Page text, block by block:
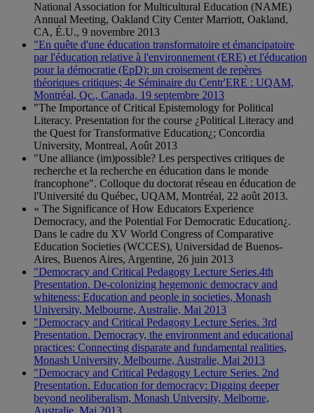
National Association for Multicultural Education (NAME)
Annual Meeting, Oakland City Center Marriott, Oakland,
CA, É.U., 9 novembre 2013
"En quête d'une éducation transformatoire et émancipatoire
par l'éducation relative à l'environnement (ERE) et l'éducation
pour la démocratie (EpD): un croisement de repères
théoriques critiques; 4e Séminaire du Centr'ERE : UQAM,
Montréal, Qc., Canada, 19 septembre 2013
"The Importance of Critical Epistemology for Political
Literacy. Presentation for the course ¿Political Literacy and
the Quest for Transformative Education¿; Concordia
University, Montreal, Août 2013
"Une alliance (im)possible? Les perspectives critiques de
recherche et la recherche en éducation dans le monde
francophone". Colloque du doctorat réseau en éducation de
l'Université du Québec, UQAM, Montréal, 22 août 2013.
« The Significance of How Educators Experience
Democracy, and the Potential For Democratic Education¿.
Dans le cadre du XV World Congress of Comparative
Education Societies (WCCES), Universidad de Buenos-
Aires, Buenos Aires, Argentine, 26 juin 2013
"Democracy and Critical Pedagogy Lecture Series.4th
Presentation. De-colonizing hegemonic democracy and
whiteness: Education and people in societies, Monash
University, Melbourne, Australie, Mai 2013
"Democracy and Critical Pedagogy Lecture Series. 3rd
Presentation. Democracy, the environment and educational
practices: Connecting disparate and fundamental realities,
Monash University, Melbourne, Australie, Mai 2013
"Democracy and Critical Pedagogy Lecture Series. 2nd
Presentation. Education for democracy: Digging deeper
beyond neoliberalism, Monash University, Melborne,
Australie, Mai 2013